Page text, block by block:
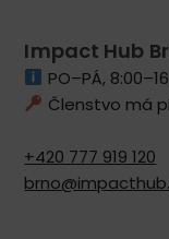
Impact Hub
PO–PÁ,
Členstvo má
+420 777 919 120